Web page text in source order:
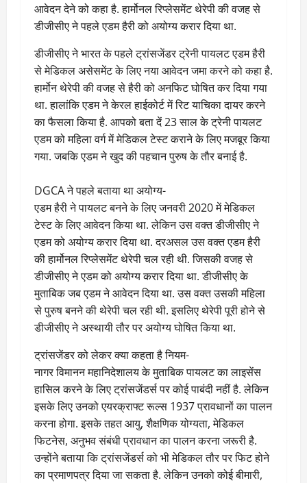
आवेदन देने को कहा है. हार्मोनल रिप्लेसमेंट थेरेपी की वजह से
डीजीसीए ने पहले एडम हैरी को अयोग्य करार दिया था.
डीजीसीए ने भारत के पहले ट्रांसजेंडर ट्रेनी पायलट एडम हैरी
से मेडिकल असेसमेंट के लिए नया आवेदन जमा करने को कहा है.
हार्मोन थेरेपी की वजह से हैरी को अनफिट घोषित कर दिया गया
था. हालांकि एडम ने केरल हाईकोर्ट में रिट याचिका दायर करने
का फैसला किया है. आपको बता दें 23 साल के ट्रेनी पायलट
एडम को महिला वर्ग में मेडिकल टेस्ट कराने के लिए मजबूर किया
गया. जबकि एडम ने खुद की पहचान पुरुष के तौर बनाई है.
DGCA ने पहले बताया था अयोग्य-
एडम हैरी ने पायलट बनने के लिए जनवरी 2020 में मेडिकल
टेस्ट के लिए आवेदन किया था. लेकिन उस वक्त डीजीसीए ने
एडम को अयोग्य करार दिया था. दरअसल उस वक्त एडम हैरी
की हार्मोनल रिप्लेसमेंट थेरेपी चल रही थी. जिसकी वजह से
डीजीसीए ने एडम को अयोग्य करार दिया था. डीजीसीए के
मुताबिक जब एडम ने आवेदन दिया था. उस वक्त उसकी महिला
से पुरुष बनने की थेरेपी चल रही थी. इसलिए थेरेपी पूरी होने से
डीजीसीए ने अस्थायी तौर पर अयोग्य घोषित किया था.
ट्रांसजेंडर को लेकर क्या कहता है नियम-
नागर विमानन महानिदेशालय के मुताबिक पायलट का लाइसेंस
हासिल करने के लिए ट्रांसजेंडर्स पर कोई पाबंदी नहीं है. लेकिन
इसके लिए उनको एयरक्राफ्ट रूल्स 1937 प्रावधानों का पालन
करना होगा. इसके तहत आयु, शैक्षणिक योग्यता, मेडिकल
फिटनेस, अनुभव संबंधी प्रावधान का पालन करना जरूरी है.
उन्होंने बताया कि ट्रांसजेंडर्स को भी मेडिकल तौर पर फिट होने
का प्रमाणपत्र दिया जा सकता है. लेकिन उनको कोई बीमारी,